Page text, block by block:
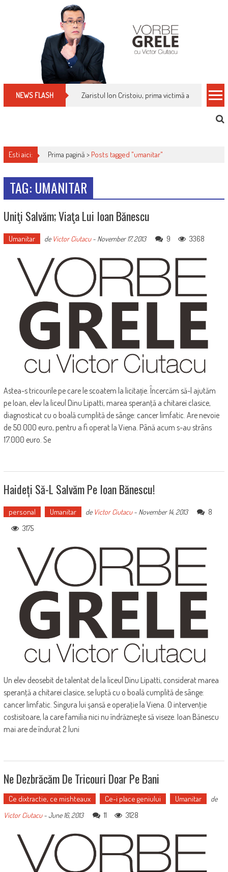
NEWS FLASH Ziaristul Ion Cristoiu, prima victimă a noi
Esti aici: Prima pagină > Posts tagged "umanitar"
TAG: UMANITAR
Uniţi Salvăm; Viaţa Lui Ioan Bănescu
Umanitar de Victor Ciutacu- November 17, 2013 9 3368
Astea-s tricourile pe care le scoatem la licitație. Încercăm să-l ajutăm
pe Ioan, elev la liceul Dinu Lipatti, marea speranţă a chitarei clasice,
diagnosticat cu o boală cumplită de sânge: cancer limfatic. Are nevoie
de 50.000 euro, pentru a fi operat la Viena. Până acum s-au strâns
17.000 euro. Se
Haideți Să-L Salvăm Pe Ioan Bănescu!
personal Umanitar de Victor Ciutacu- November 14, 2013
8
3175
Un elev deosebit de talentat de la liceul Dinu Lipatti, considerat marea
speranţă a chitarei clasice, se luptă cu o boală cumplită de sânge:
cancer limfatic. Singura lui şansă e operaţie la Viena. O intervenţie
costisitoare, la care familia nici nu îndrăzneşte să viseze. Ioan Bănescu
mai are de îndurat 2 luni
Ne Dezbrăcăm De Tricouri Doar Pe Bani
Ce dixtractie, ce mishteaux Ce-i place geniului Umanitar
de
Victor Ciutacu-June 16, 2013 11 3128